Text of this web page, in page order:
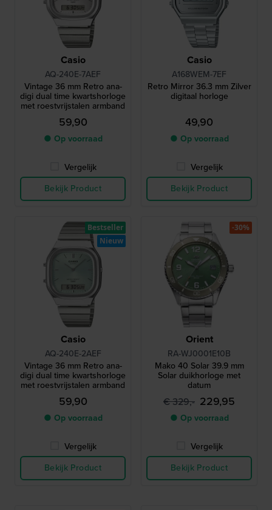
Casio
AQ-240E-7AEF
Vintage 36 mm Retro ana-
digi dual time kwartshorloge
met roestvrijstalen armband
59,90
● Op voorraad
Vergelijk
Bekijk Product
Casio
A168WEM-7EF
Retro Mirror 36.3 mm Zilver
digitaal horloge
49,90
● Op voorraad
Vergelijk
Bekijk Product
Casio
AQ-240E-2AEF
Vintage 36 mm Retro ana-
digi dual time kwartshorloge
met roestvrijstalen armband
59,90
● Op voorraad
Vergelijk
Bekijk Product
Bestseller
Nieuw
Orient
RA-WJ0001E10B
Mako 40 Solar 39.9 mm
Solar duikhorloge met
datum
€ 329,- 229,95
● Op voorraad
Vergelijk
Bekijk Product
-30%